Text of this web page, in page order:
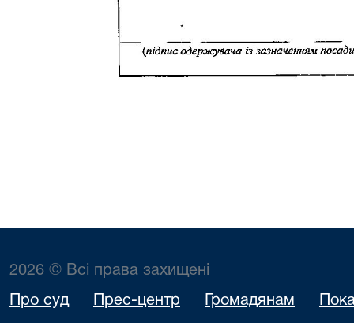
2026 © Всі права захищені
Про суд Прес-центр Громадянам